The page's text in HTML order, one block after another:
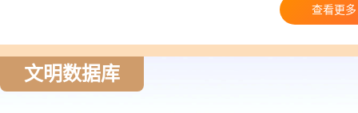
查看更多
文明数据库